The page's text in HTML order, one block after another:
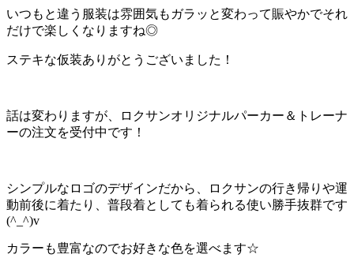
いつもと違う服装は雰囲気もガラッと変わって賑やかでそれ
だけで楽しくなりますね◎
ステキな仮装ありがとうございました！
話は変わりますが、ロクサンオリジナルパーカー＆トレーナ
ーの注文を受付中です！
シンプルなロゴのデザインだから、ロクサンの行き帰りや運
動前後に着たり、普段着としても着られる使い勝手抜群です
(^_^)v
カラーも豊富なのでお好きな色を選べます☆